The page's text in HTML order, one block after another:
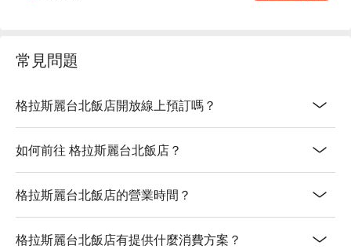
常見問題
格拉斯麗台北飯店開放線上預訂嗎？
如何前往 格拉斯麗台北飯店？
格拉斯麗台北飯店的營業時間？
格拉斯麗台北飯店有提供什麼消費方案？